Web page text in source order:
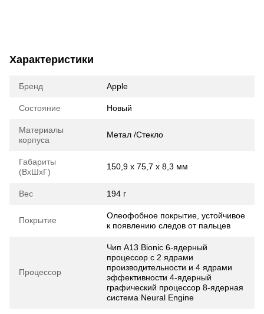
Характеристики
Бренд Apple
Состояние Новый
Материалы
корпуса
Метал /Стекло
Габариты
(ВхШхГ)
150,9 х 75,7 х 8,3 мм
Вес 194 г
Покрытие
Олеофобное покрытие, устойчивое
к появлению следов от пальцев
Процессор
Чип A13 Bionic 6‑ядерный
процессор с 2 ядрами
производительности и 4 ядрами
эффективности 4‑ядерный
графический процессор 8‑ядерная
система Neural Engine